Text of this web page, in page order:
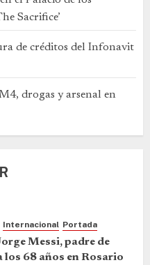
Sacrifice’
de créditos del Infonavit
drogas y arsenal en
Internacional Portada
Messi, padre de
los 68 años en Rosario